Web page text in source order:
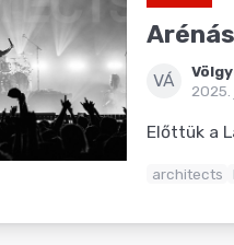
VÁ
2025.
Előttük a
architects